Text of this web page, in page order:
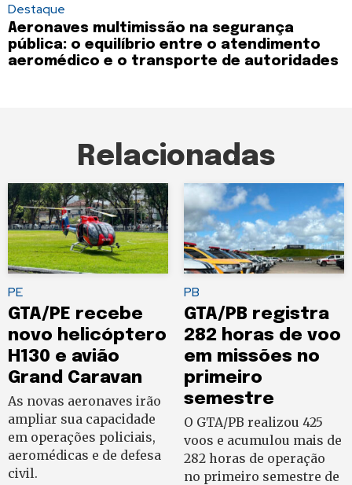
Destaque
Aeronaves multimissão na segurança
pública: o equilíbrio entre o atendimento
aeromédico e o transporte de autoridades
Relacionadas
PE
GTA/PE recebe
novo helicóptero
H130 e avião
Grand Caravan
As novas aeronaves irão
ampliar sua capacidade
em operações policiais,
aeromédicas e de defesa
civil.
PB
GTA/PB registra
282 horas de voo
em missões no
primeiro
semestre
O GTA/PB realizou 425
voos e acumulou mais de
282 horas de operação
no primeiro semestre de